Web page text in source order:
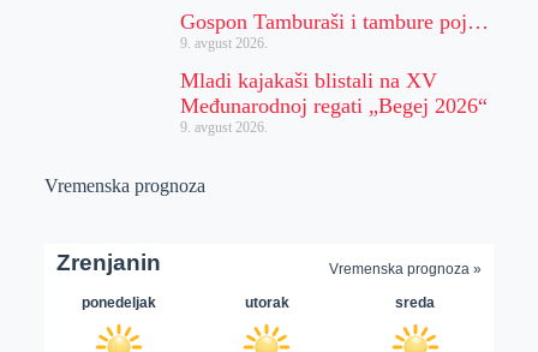
Gospon Tamburaši i tambure poj…
9. avgust 2026.
Mladi kajakaši blistali na XV
Međunarodnoj regati „Begej 2026“
9. avgust 2026.
Vremenska prognoza